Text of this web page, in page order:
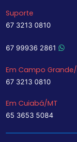
Suporte
67 3213 0810
67 99936 2861
Em Campo Grande/
67 3213 0810
Em Cuiabá/MT
65 3653 5084